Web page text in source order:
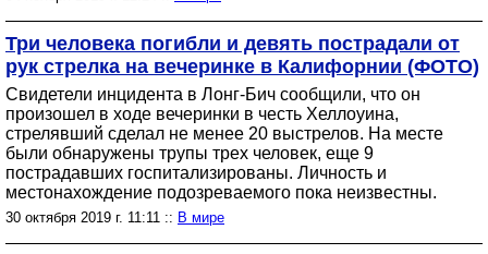
Три человека погибли и девять пострадали от
рук стрелка на вечеринке в Калифорнии (ФОТО)
Свидетели инцидента в Лонг-Бич сообщили, что он
произошел в ходе вечеринки в честь Хеллоуина,
стрелявший сделал не менее 20 выстрелов. На месте
были обнаружены трупы трех человек, еще 9
пострадавших госпитализированы. Личность и
местонахождение подозреваемого пока неизвестны.
30 октября 2019 г. 11:11 :: В мире